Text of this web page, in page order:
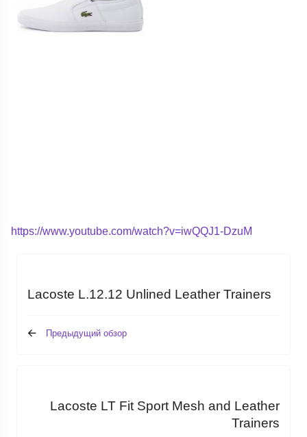
https://www.youtube.com/watch?v=iwQQJ1-DzuM
Lacoste L.12.12 Unlined Leather Trainers
Предыдущий обзор
Lacoste LT Fit Sport Mesh and Leather
Trainers